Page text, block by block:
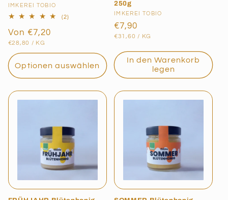
Anbieter:
IMKEREI TOBIO
(2)2
Normaler
Preis
Von €7,20
GRUNDPREIS
€28,80 / PRO
KG
Optionen auswählen
250g
Anbieter:
IMKEREI TOBIO
Normaler
Preis
€7,90
GRUNDPREIS
€31,60 / PRO
KG
In den Warenkorb
legen